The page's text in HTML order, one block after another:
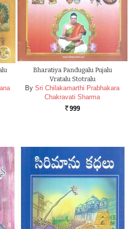
Bharatiya Pandugalu Pujalu
Vratalu Stotralu
By Sri Chilakamarthi Prabhakara
Chakravati Sharma
Rs. 999